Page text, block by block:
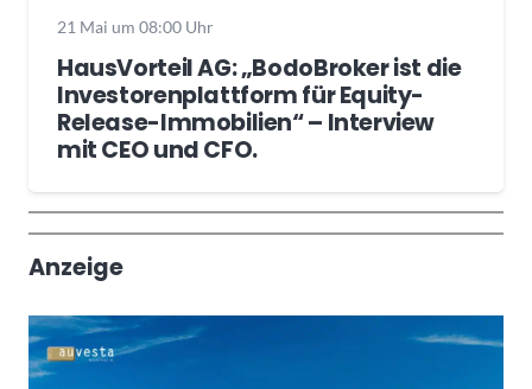
21 Mai um 08:00 Uhr
HausVorteil AG: „BodoBroker ist die
Investorenplattform für Equity-
Release-Immobilien“ – Interview
mit CEO und CFO.
Wochenrückblick
Trendthemen
Anzeige